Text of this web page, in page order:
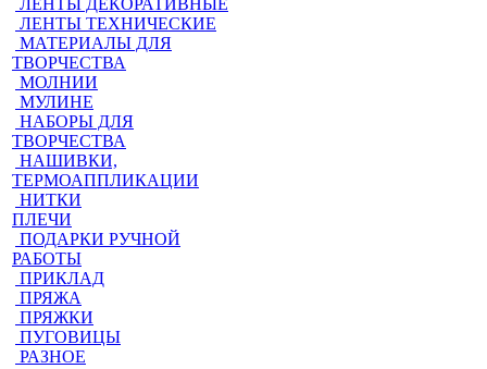
ЛЕНТЫ ДЕКОРАТИВНЫЕ
ЛЕНТЫ ТЕХНИЧЕСКИЕ
МАТЕРИАЛЫ ДЛЯ
ТВОРЧЕСТВА
МОЛНИИ
МУЛИНЕ
НАБОРЫ ДЛЯ
ТВОРЧЕСТВА
НАШИВКИ,
ТЕРМОАППЛИКАЦИИ
НИТКИ
ПЛЕЧИ
ПОДАРКИ РУЧНОЙ
РАБОТЫ
ПРИКЛАД
ПРЯЖА
ПРЯЖКИ
ПУГОВИЦЫ
РАЗНОЕ